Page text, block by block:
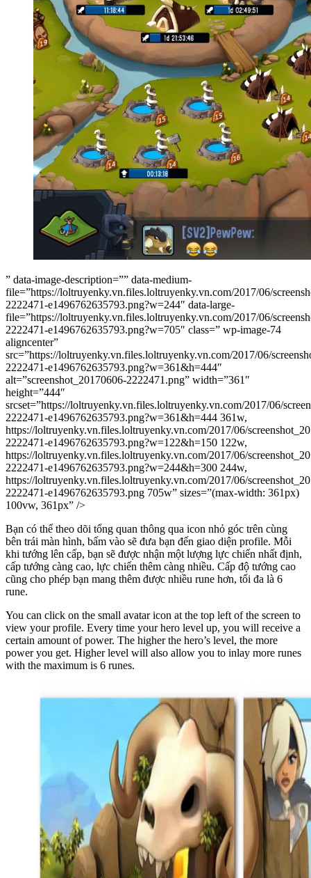
” data-image-description=”” data-medium-
file=”https://loltruyenky.vn.files.loltruyenky.vn.com/2017/06/
2222471-e1496762635793.png?w=244″ data-large-
file=”https://loltruyenky.vn.files.loltruyenky.vn.com/2017/06/
2222471-e1496762635793.png?w=705″ class=” wp-image-74
aligncenter”
src=”https://loltruyenky.vn.files.loltruyenky.vn.com/2017/06/
2222471-e1496762635793.png?w=361&h=444″
alt=”screenshot_20170606-2222471.png” width=”361″
height=”444″
srcset=”https://loltruyenky.vn.files.loltruyenky.vn.com/2017/06/
2222471-e1496762635793.png?w=361&h=444 361w,
https://loltruyenky.vn.files.loltruyenky.vn.com/2017/06/
2222471-e1496762635793.png?w=122&h=150 122w,
https://loltruyenky.vn.files.loltruyenky.vn.com/2017/06/
2222471-e1496762635793.png?w=244&h=300 244w,
https://loltruyenky.vn.files.loltruyenky.vn.com/2017/06/
2222471-e1496762635793.png 705w” sizes=”(max-width: 361px)
100vw, 361px” />
Bạn có thể theo dõi tổng quan thông qua icon nhỏ góc trên cùng
bên trái màn hình, bấm vào sẽ đưa bạn đến giao diện profile. Mỗi
khi tướng lên cấp, bạn sẽ được nhận một lượng lực chiến nhất định,
cấp tướng càng cao, lực chiến thêm càng nhiều. Cấp độ tướng cao
cũng cho phép bạn mang thêm được nhiều rune hơn, tối đa là 6
rune.
You can click on the small avatar icon at the top left of the screen to
view your profile. Every time your hero level up, you will receive a
certain amount of power. The higher the hero’s level, the more
power you get. Higher level will also allow you to inlay more runes
with the maximum is 6 runes.